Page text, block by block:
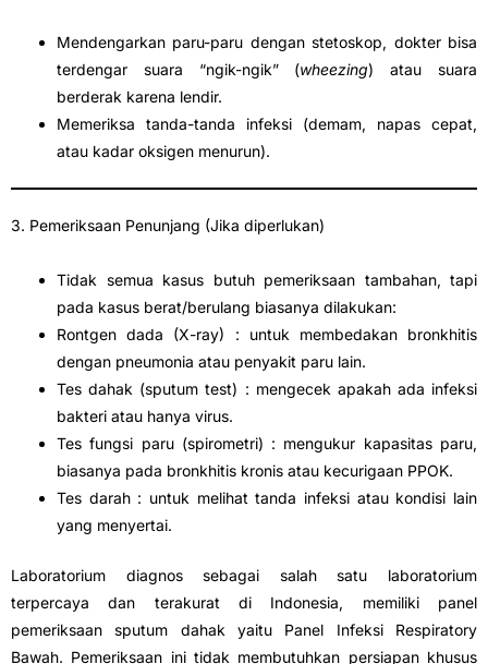
Mendengarkan paru-paru dengan stetoskop, dokter bisa
terdengar suara “ngik-ngik” (wheezing) atau suara
berderak karena lendir.
Memeriksa tanda-tanda infeksi (demam, napas cepat,
atau kadar oksigen menurun).
3. Pemeriksaan Penunjang (Jika diperlukan)
Tidak semua kasus butuh pemeriksaan tambahan, tapi
pada kasus berat/berulang biasanya dilakukan:
Rontgen dada (X-ray) : untuk membedakan bronkhitis
dengan pneumonia atau penyakit paru lain.
Tes dahak (sputum test) : mengecek apakah ada infeksi
bakteri atau hanya virus.
Tes fungsi paru (spirometri) : mengukur kapasitas paru,
biasanya pada bronkhitis kronis atau kecurigaan PPOK.
Tes darah : untuk melihat tanda infeksi atau kondisi lain
yang menyertai.
Laboratorium diagnos sebagai salah satu laboratorium
terpercaya dan terakurat di Indonesia, memiliki panel
pemeriksaan sputum dahak yaitu Panel Infeksi Respiratory
Bawah. Pemeriksaan ini tidak membutuhkan persiapan khusus